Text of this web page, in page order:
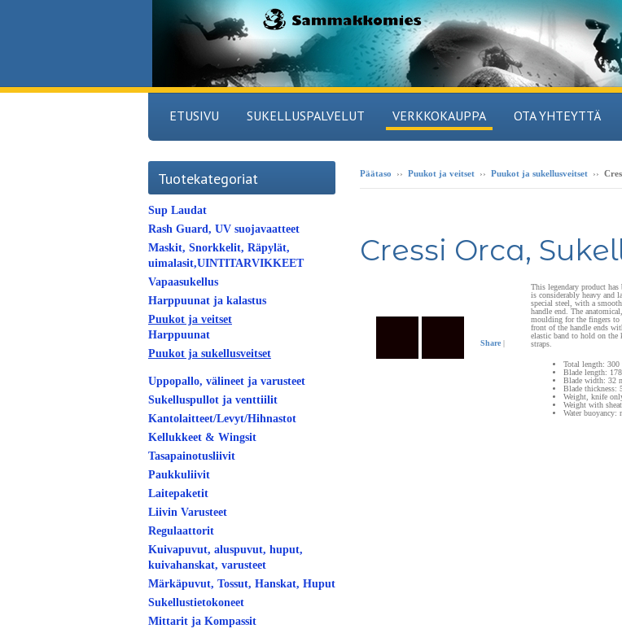
ETUSIVU SUKELLUSPALVELUT VERKKOKAUPPA OTA YHTEYTTÄ
Päätaso ›› Puukot ja veitset ›› Puukot ja sukellusveitset ››
Cressi Orca,
Share |
This legendary product has
is considerably heavy and
special steel,
with a
handle end. The
moulding for the fingers
front of the handle ends
elastic band to hold on
straps.
Total length: 300
Blade length:
Blade width: 32
Blade thickness:
Weight, knife
Weight with
Water buoyancy:
Tuotekategoriat
Sup Laudat
Rash Guard, UV suojavaatteet
Maskit, Snorkkelit, Räpylät,
uimalasit,UINTITARVIKKEET
Vapaasukellus
Harppuunat ja kalastus
Puukot ja veitset
Harppuunat
Puukot ja sukellusveitset
Uppopallo, välineet ja varusteet
Sukelluspullot ja venttiilit
Kantolaitteet/Levyt/Hihnastot
Kellukkeet & Wingsit
Tasapainotusliivit
Paukkuliivit
Laitepaketit
Liivin Varusteet
Regulaattorit
Kuivapuvut, aluspuvut, huput,
kuivahanskat, varusteet
Märkäpuvut, Tossut, Hanskat, Huput
Sukellustietokoneet
Mittarit ja Kompassit